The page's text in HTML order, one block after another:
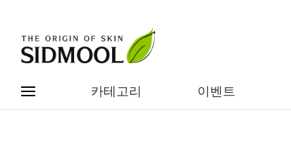
카테고리 이벤트